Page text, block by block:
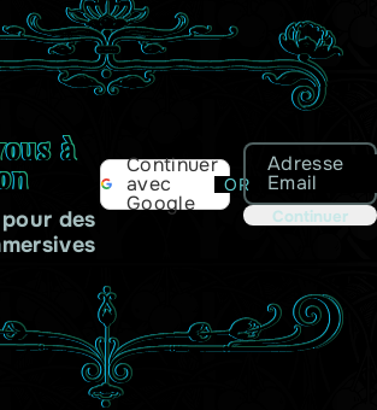
à
des
Continuer
avec
Google
OR
Adresse
Email
Continuer